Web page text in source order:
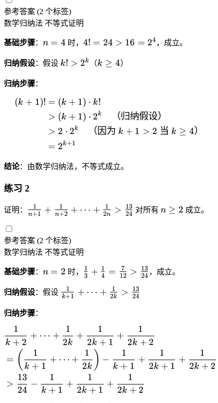
a
c
1
}
{
n
}
\
fr
c
{
}
{
}
2
}
{
2
^
}
fr
a
c
{
k
}
{
2
^
n
4
参考答案 (2 个标签)
数学归纳法 不等式证明
基础步骤： n
4
n = 4 时， 4!
2
1
6
=
4! = 24 > 16 = 24，成立。
归纳假设：假设 k!
^
k
k! > 2k （k
e
q
4
k ≥ 4）
归纳步骤：
(k + 1)! = (k + 1) ⋅ k!
> (k + 1) ⋅ 2k
（归纳假设）
> 2 ⋅ 2k （因为 k + 1 > 2 当 k ≥ 4）
= 2k+1
结论：由数学归纳法，不等式成立。
练习 2
证明：
\
c
{
}
{
n
+
fr
n+1
1 + n+2
1 + ⋯ + 2n
1 > 24
13 对所有n
n ≥ 2 成立。
参考答案 (2 个标签)
数学归纳法 不等式证明
基础步骤： n
2
n = 2 时，
\
fr
a
}
{
3
}
+
\
3
1 + 4
1 = 12
7 > 24
13 ，成立。
归纳假设：假设 \
{
1
}
+
k+1
1 + ⋯ + 2k
1 > 24
13
归纳步骤：
\begin{aligned}
k + 2
1
+ ⋯ +
2k
1
+
2k + 1
1
+
2k + 2
1
= ( k + 1
1
+ ⋯ +
2k
1 ) −
k + 1
1
+
2k + 1
1
+
2k + 2
1
>
24
13
−
k + 1
1
+
2k + 1
1
+
2k + 2
1